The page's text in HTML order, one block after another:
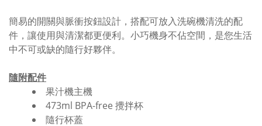
簡易的開關與脈衝按鈕設計，搭配可放入洗碗機清洗的配
件，讓使用與清潔都更便利。小巧機身不佔空間，是您生活
中不可或缺的隨行好夥伴。
隨附配件
果汁機主機
473ml BPA-free 攪拌杯
隨行杯蓋